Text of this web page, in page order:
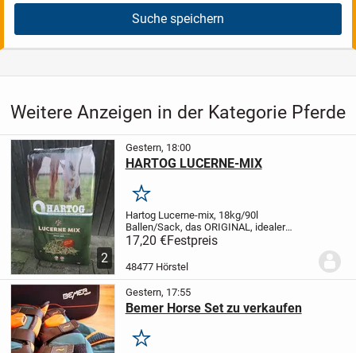
Suche speichern
Weitere Anzeigen in der Kategorie Pferde
2
Gestern, 18:00
HARTOG LUCERNE-MIX
Merken
Hartog Lucerne-mix, 18kg/90l
Ballen/Sack, das ORIGINAL, idealer
Raufutterersatz oder als gesunde Zugabe
Preis bei Abnahme von min. 21 Ballen
16,90 Euro/Stück inkl. MWSt und ab Lager
17,20 €Festpreis
48477 Hörstel
Gestern, 17:55
Bemer Horse Set zu verkaufen
Merken